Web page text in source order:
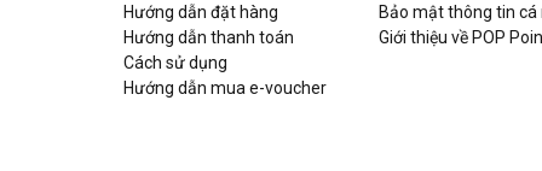
Hướng dẫn đặt hàng
Hướng dẫn thanh toán
Cách sử dụng
Hướng dẫn mua e-voucher
Bảo mật thông tin cá
Giới thiệu về POP